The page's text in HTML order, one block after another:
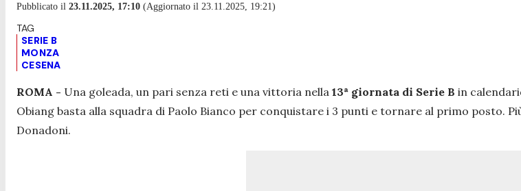
Pubblicato il 23.11.2025, 17:10 (Aggiornato il 23.11.2025, 19:21)
SERIE B
MONZA
CESENA
ROMA - Una goleada, un pari senza reti e una vittoria nella 13ª giornata di Serie B in
Obiang basta alla squadra di Paolo Bianco per conquistare i 3 punti e tornare al primo posto.
Donadoni.